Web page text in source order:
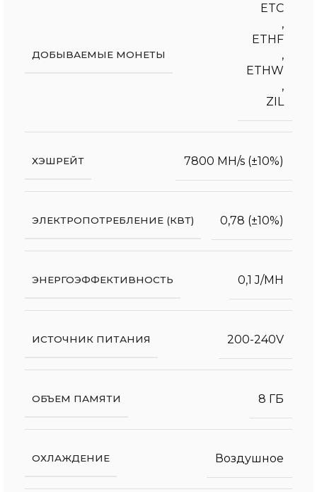
ДОБЫВАЕМЫЕ МОНЕТЫ
ETC
,
ETHF
,
ETHW
,
ZIL
ХЭШРЕЙТ 7800 MH/s (±10%)
ЭЛЕКТРОПОТРЕБЛЕНИЕ (КВТ) 0,78 (±10%)
ЭНЕРГОЭФФЕКТИВНОСТЬ 0,1 J/MH
ИСТОЧНИК ПИТАНИЯ 200-240V
ОБЪЕМ ПАМЯТИ 8 ГБ
ОХЛАЖДЕНИЕ Воздушное